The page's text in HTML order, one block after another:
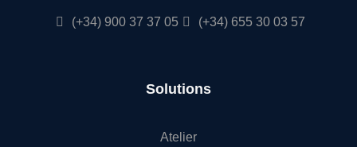
(+34) 900 37 37 05 (+34) 655 30 03 57
Solutions
Atelier